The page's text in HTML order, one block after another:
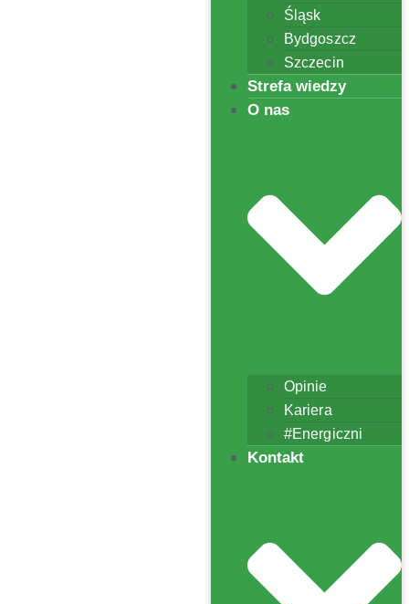
Śląsk
Bydgoszcz
Szczecin
Strefa wiedzy
O nas
Opinie
Kariera
#Energiczni
Kontakt